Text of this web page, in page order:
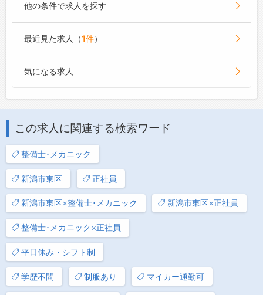
他の条件で求人を探す
最近見た求人（1件）
気になる求人
この求人に関連する検索ワード
整備士･メカニック
新潟市東区 正社員
新潟市東区×整備士･メカニック 新潟市東区×正社員
整備士･メカニック×正社員
平日休み・シフト制
学歴不問 制服あり マイカー通勤可